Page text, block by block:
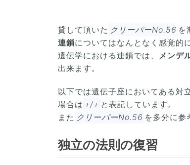
貸して頂いた クリーパーNo.56 を
連鎖についてはなんとなく感覚的
遺伝学における連鎖では、
メンデ
出来ます。
以下では遺伝子座においてある対
場合は +/+ と表記しています。
また クリーパーNo.56 を多分に参
独立の法則の復習